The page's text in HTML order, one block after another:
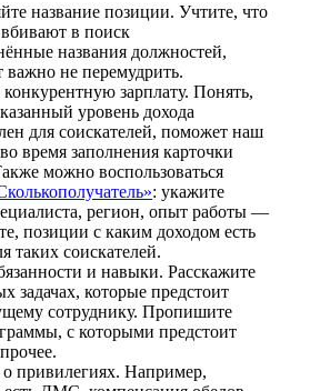
название позиции. Учтите, что
в поиск
названия должностей,
важно не перемудрить.
зарплату. Понять,
уровень дохода
для соискателей, поможет наш
время заполнения карточки
можно воспользоваться
: укажите
регион, опыт работы —
позиции с каким доходом есть
таких соискателей.
и навыки. Расскажите
задачах, которые предстоит
сотруднику. Пропишите
с которыми предстоит
о привилегиях. Например,